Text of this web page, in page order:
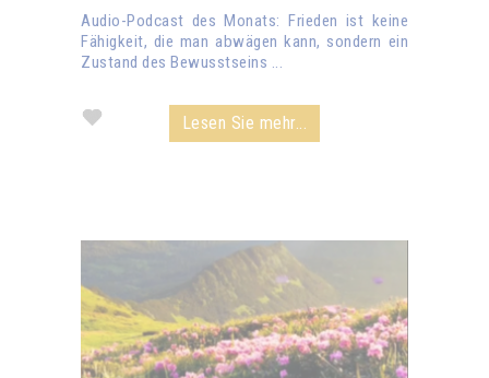
Audio-Podcast des Monats: Frieden ist keine
Fähigkeit, die man abwägen kann, sondern ein
Zustand des Bewusstseins ...
Lesen Sie mehr...